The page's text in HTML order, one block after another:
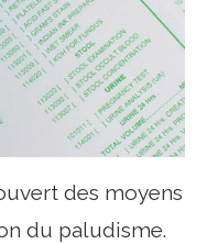
des moyens
du paludisme.